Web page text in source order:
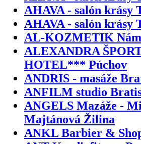
AHAVA - salón krásy
AHAVA - salón krásy
AL-KOZMETIK
ALEXANDRA
HOTEL*** Púchov
ANDRIS - masáže
ANFILM studio
ANGELS Mazáže -
Majtánová Žilina
ANKL Barbier &